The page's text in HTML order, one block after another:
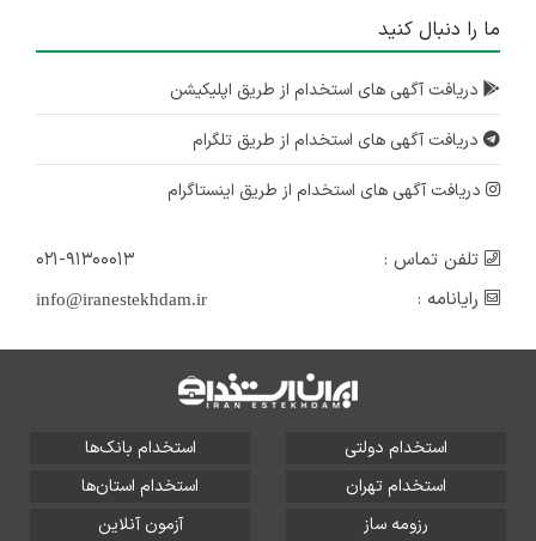
ما را دنبال کنید
دریافت آگهی های استخدام از طریق اپلیکیشن
دریافت آگهی های استخدام از طریق تلگرام
دریافت آگهی های استخدام از طریق اینستاگرام
تلفن تماس :
۰۲۱-۹۱۳۰۰۰۱۳
رایانامه :
info@iranestekhdam.ir
استخدام دولتی
استخدام بانک‌ها
استخدام تهران
استخدام استان‌ها
رزومه ساز
آزمون آنلاین